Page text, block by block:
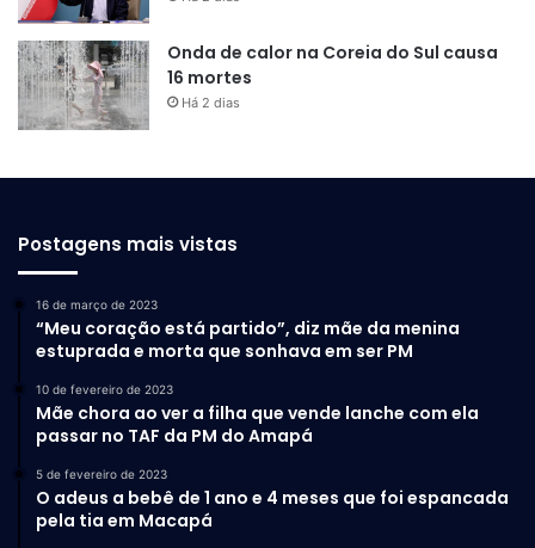
Onda de calor na Coreia do Sul causa
16 mortes
Há 2 dias
Postagens mais vistas
16 de março de 2023
“Meu coração está partido”, diz mãe da menina
estuprada e morta que sonhava em ser PM
10 de fevereiro de 2023
Mãe chora ao ver a filha que vende lanche com ela
passar no TAF da PM do Amapá
5 de fevereiro de 2023
O adeus a bebê de 1 ano e 4 meses que foi espancada
pela tia em Macapá